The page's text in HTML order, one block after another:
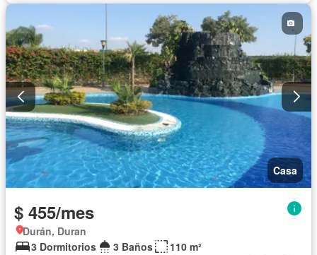
Casa
$ 455/mes
Durán, Duran
3 Dormitorios
3 Baños
110 m²